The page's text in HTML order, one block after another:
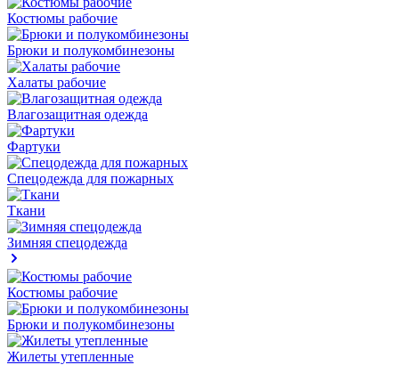
Костюмы рабочие
Брюки и полукомбинезоны
Халаты рабочие
Влагозащитная одежда
Фартуки
Спецодежда для пожарных
Ткани
Зимняя спецодежда
Костюмы рабочие
Брюки и полукомбинезоны
Жилеты утепленные